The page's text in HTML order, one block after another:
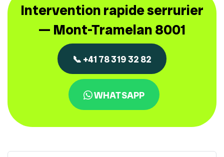
Intervention rapide serrurier
— Mont-Tramelan 8001
📞 +41 78 319 32 82
WHATSAPP